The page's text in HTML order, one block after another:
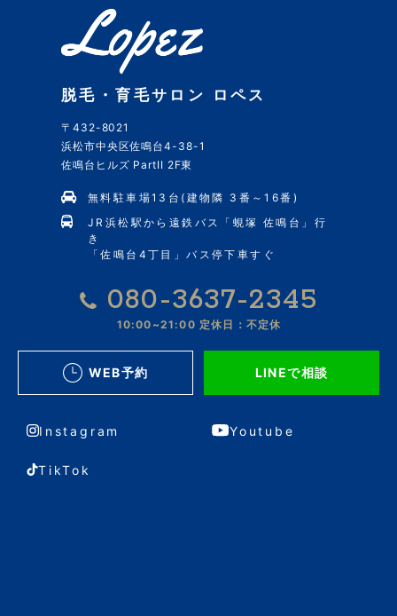
脱毛・育毛サロン ロペス
〒432-8021
浜松市中央区佐鳴台4-38-1
佐鳴台ヒルズ PartII 2F東
無料駐車場13台(建物隣 3番～16番)
JR浜松駅から遠鉄バス「蜆塚 佐鳴台」行
き
「佐鳴台4丁目」バス停下車すぐ
080-3637-2345
10:00~21:00 定休日：不定休
WEB予約 LINEで相談
Instagram Youtube
TikTok